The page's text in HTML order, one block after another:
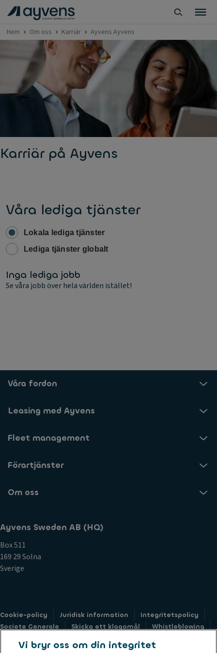
Hem Om oss Karriär Ayvens Ayvens
Karriär på Ayvens
Våra lediga tjänster
Lokala lediga tjänster
Lediga tjänster globalt
Inga lediga jobb
Se våra jobb över hela världen istället!
Våra fordon
Leasing med Ayvens
Fleet management
Förartjänster
Om oss
Ayvens Sweden AB (HQ)
Box 511
169 29 Solna
Sverige
Cookie-policy Juridisk information
Integritetspolicy
Societe Generale
Skicka ett klagomål
Whistleblowing
Formulär för förfrågning kring hantering av personuppgifter
Vi bryr oss om din integritet